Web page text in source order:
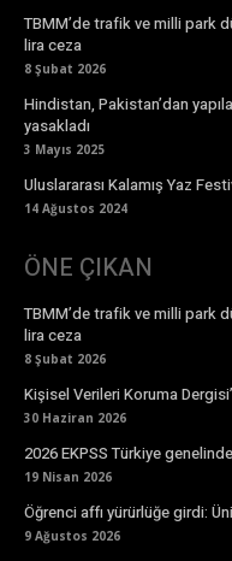
TBMM’de trafik ve milli park
lira ceza
8 Şubat 2026
Hindistan, Pakistan’dan
yasakladı
3 Mayıs 2025
Uluslararası Kalamış Yaz
14 Ağustos 2024
ÖNE ÇIKAN
TBMM’de trafik ve milli park
lira ceza
8 Şubat 2026
Kişisel Verileri Koruma
30 Haziran 2026
2026 EKPSS Türkiye
19 Nisan 2026
Öğrenci affı yürürlüğe girdi:
9 Ağustos 2026